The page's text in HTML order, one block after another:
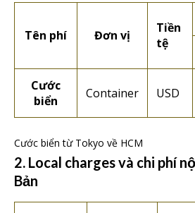
Tên phí Đơn vị
Tiền
tệ
Cước
biển
Container USD
Cước biển từ Tokyo về HCM
2. Local charges và chi phí
Bản